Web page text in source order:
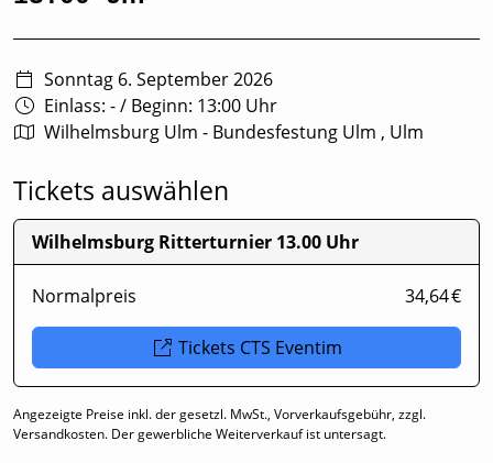
Sonntag 6. September 2026
Einlass: -/ Beginn: 13:00 Uhr
Wilhelmsburg Ulm - Bundesfestung Ulm , Ulm
Tickets auswählen
Wilhelmsburg Ritterturnier 13.00 Uhr
Normalpreis 34,64 €
Tickets CTS Eventim
Angezeigte Preise inkl. der gesetzl. MwSt., Vorverkaufsgebühr, zzgl.
Versandkosten. Der gewerbliche Weiterverkauf ist untersagt.